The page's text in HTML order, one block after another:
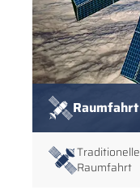
Raumfahrt
Traditionelle
Raumfahrt